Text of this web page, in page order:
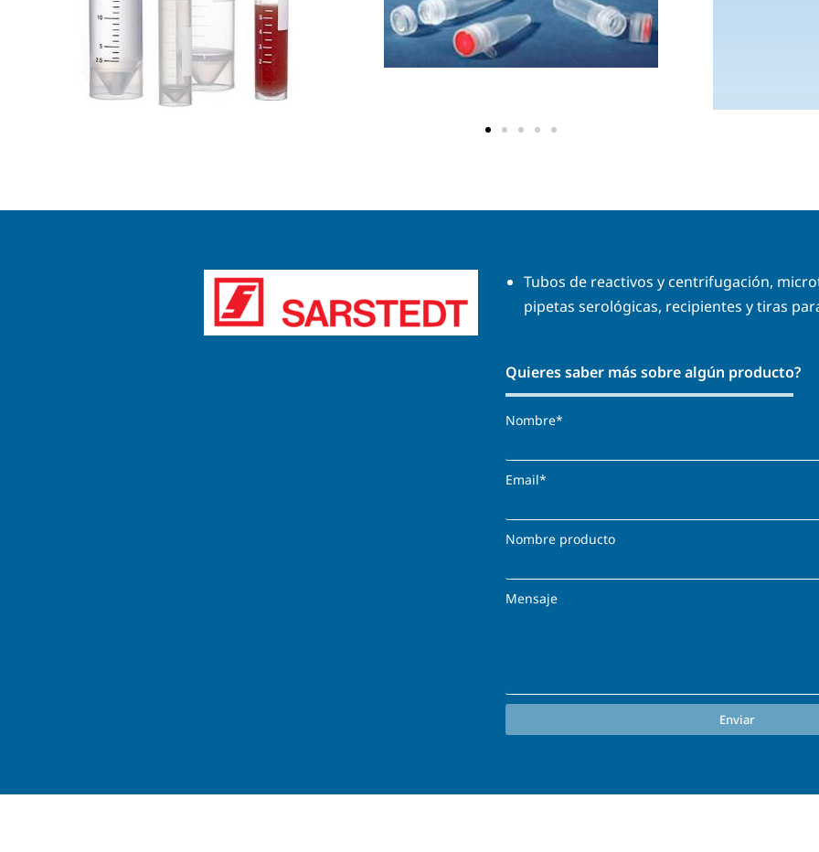
Tubos de reactivos y centrifugación,
pipetas serológicas, recipientes y tiras
Quieres saber más sobre algún producto?
Nombre*
Email*
Nombre producto
Mensaje
Enviar